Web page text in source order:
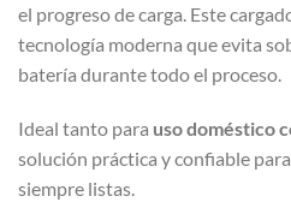
el progreso de carga. Este
tecnología moderna que evita
batería durante todo el proceso.
Ideal tanto para uso doméstico
solución práctica y confiable
siempre listas.